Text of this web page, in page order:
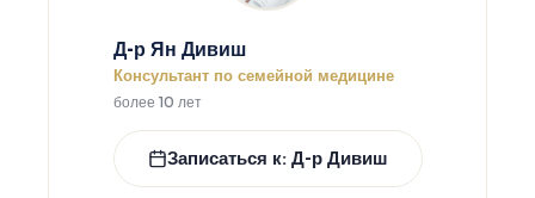
Д-р Ян Дивиш
Консультант по семейной медицине
более 10 лет
Записаться к: Д-р Дивиш